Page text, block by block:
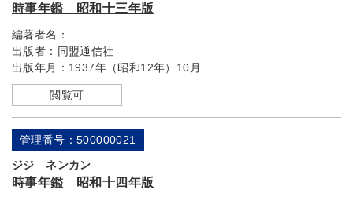
時事年鑑 昭和十三年版
編著者名：
出版者： 同盟通信社
出版年月： 1937年（昭和12年）10月
閲覧可
管理番号：500000021
ジジ ネンカン
時事年鑑 昭和十四年版